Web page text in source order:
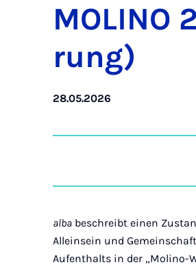
rung)
28.05.2026
alba beschreibt einen
Alleinsein und
Aufenthalts in der „Molino-